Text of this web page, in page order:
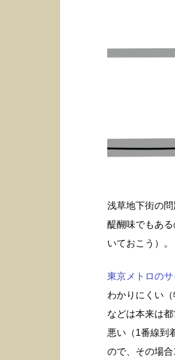
浅草地下街の
醍醐味でもあ
いておこう）。
東京メトロの
わかりにくい
などは本来は
悪い（1番線到
ので、その場